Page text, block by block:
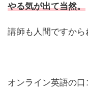
やる気が出て当然。
講師も人間ですから
オンライン英語の